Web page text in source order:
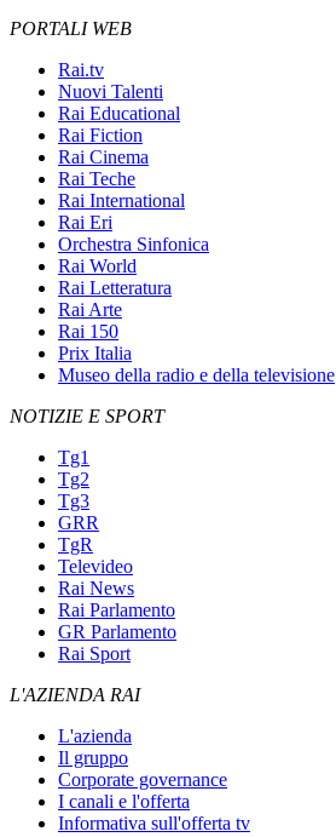
PORTALI WEB
Rai.tv
Nuovi Talenti
Rai Educational
Rai Fiction
Rai Cinema
Rai Teche
Rai International
Rai Eri
Orchestra Sinfonica
Rai World
Rai Letteratura
Rai Arte
Rai 150
Prix Italia
Museo della radio e della televisione
NOTIZIE E SPORT
Tg1
Tg2
Tg3
GRR
TgR
Televideo
Rai News
Rai Parlamento
GR Parlamento
Rai Sport
L'AZIENDA RAI
L'azienda
Il gruppo
Corporate governance
I canali e l'offerta
Informativa sull'offerta tv